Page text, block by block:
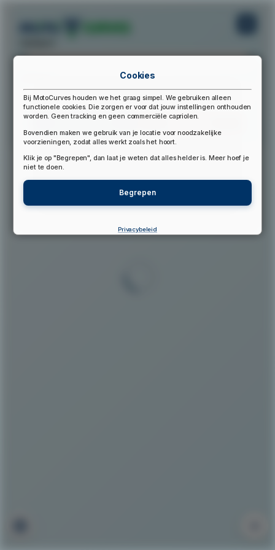
▲
Cookies
Bij MotoCurves houden we het graag simpel. We gebruiken alleen
functionele cookies. Die zorgen er voor dat jouw instellingen onthouden
worden. Geen tracking en geen commerciële capriolen.
Bovendien maken we gebruik van je locatie voor noodzakelijke
voorzieningen, zodat alles werkt zoals het hoort.
Klik je op "Begrepen", dan laat je weten dat alles helder is. Meer hoef je
niet te doen.
Begrepen
Privacybeleid